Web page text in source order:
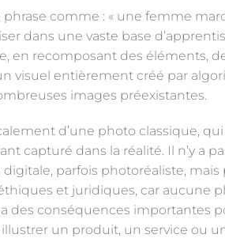
phrase comme : « une femme
dans une vaste base
en recomposant des éléments,
visuel entièrement créé par
images préexistantes.
d’une photo classique,
capturé dans la réalité. Il n’y a
parfois photoréaliste, mais
et juridiques, car aucune
a des conséquences importantes
un produit, un service ou